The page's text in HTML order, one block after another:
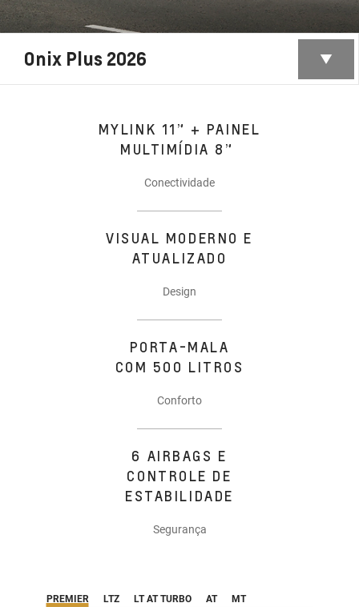
Onix Plus 2026
MYLINK 11” + PAINEL
MULTIMÍDIA 8”
Conectividade
VISUAL MODERNO E
ATUALIZADO
Design
PORTA-MALA
COM 500 LITROS
Conforto
6 AIRBAGS E
CONTROLE DE
ESTABILIDADE
Segurança
PREMIER LTZ LT AT TURBO AT MT